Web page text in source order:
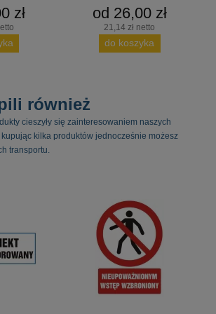
zł od 26,00 zł
21,14 zł netto
do koszyka
również
cieszyły się zainteresowaniem naszych
kilka produktów jednocześnie możesz
transportu.